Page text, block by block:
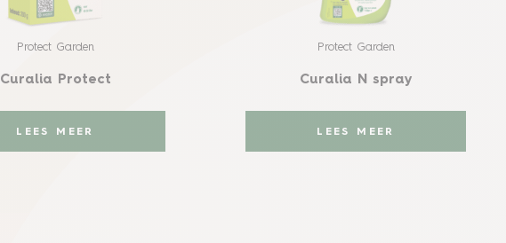
Protect Garden
Curalia Protect
LEES MEER
Protect Garden
Curalia N spray
LEES MEER